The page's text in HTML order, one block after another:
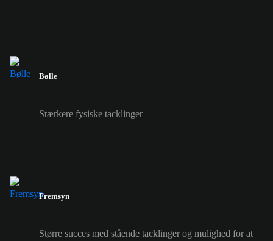
Bølle
Stærkere fysiske tacklinger
Fremsyn
Større succes med stående tacklinger og mulighed for at